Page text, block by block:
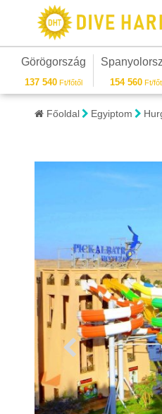
Görögország
137 540 Ft/főtől 154 560Ft/
Főoldal Egyiptom